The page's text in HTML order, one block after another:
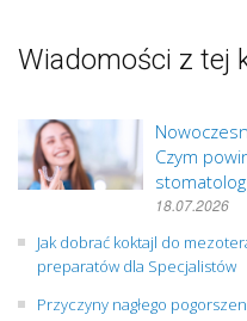
Wiadomości z tej
Czym
18.07.2026
Jak dobrać koktajl do
preparatów dla Specjalistów
Przyczyny nagłego